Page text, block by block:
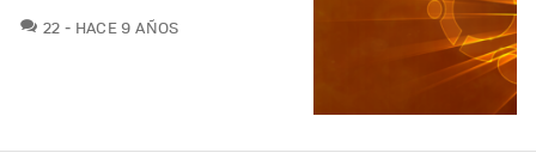
22 COMENTARIOS
HACE 9 AÑOS